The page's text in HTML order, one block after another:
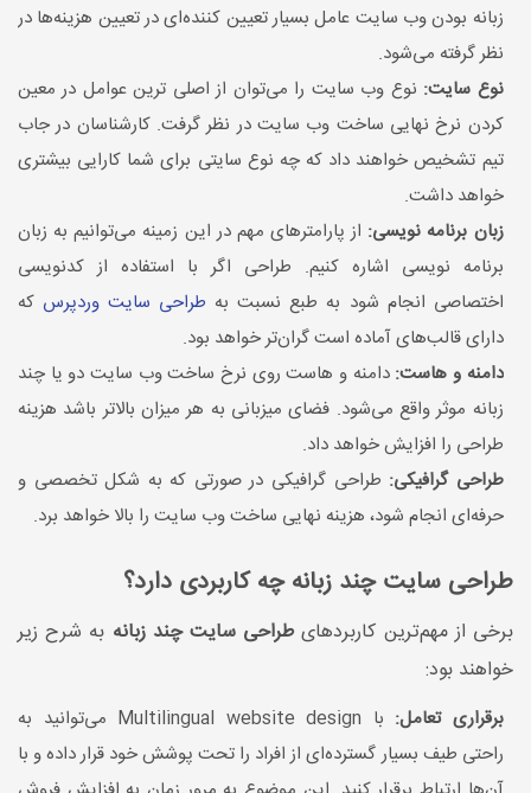
زبانه بودن وب سایت عامل بسیار تعیین کننده‌ای در تعیین هزینه‌ها در
نظر گرفته می‌شود.
نوع سایت: نوع وب سایت را می‌توان از اصلی ترین عوامل در معین
کردن نرخ نهایی ساخت وب سایت در نظر گرفت. کارشناسان در جاب
تیم تشخیص خواهند داد که چه نوع سایتی برای شما کارایی بیشتری
خواهد داشت.
زبان برنامه نویسی: از پارامترهای مهم در این زمینه می‌توانیم به زبان
برنامه نویسی اشاره کنیم. طراحی اگر با استفاده از کدنویسی
اختصاصی انجام شود به طبع نسبت به طراحی سایت وردپرس که
دارای قالب‌های آماده است گران‌تر خواهد بود.
دامنه و هاست: دامنه و هاست روی نرخ ساخت وب سایت دو یا چند
زبانه موثر واقع می‌شود. فضای میزبانی به هر میزان بالاتر باشد هزینه
طراحی را افزایش خواهد داد.
طراحی گرافیکی: طراحی گرافیکی در صورتی که به شکل تخصصی و
حرفه‌ای انجام شود، هزینه نهایی ساخت وب سایت را بالا خواهد برد.
طراحی سایت چند زبانه چه کاربردی دارد؟
برخی از مهم‌ترین کاربردهایطراحی سایت چند زبانه به شرح زیر
خواهند بود:
برقراری تعامل:
با Multilingual website design می‌توانید به
راحتی طیف بسیار گسترده‌ای از افراد را تحت پوشش خود قرار داده و با